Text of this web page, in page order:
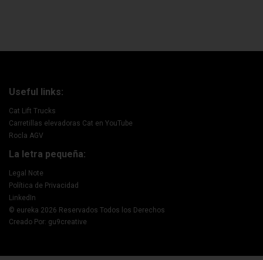
Useful links:
Cat Lift Trucks
Carretillas elevadoras Cat en YouTube
Rocla AGV
La letra pequeña:
Legal Note
Política de Privacidad
LinkedIn
© eureka 2026 Reservados Todos los Derechos
Creado Por: gu9creative